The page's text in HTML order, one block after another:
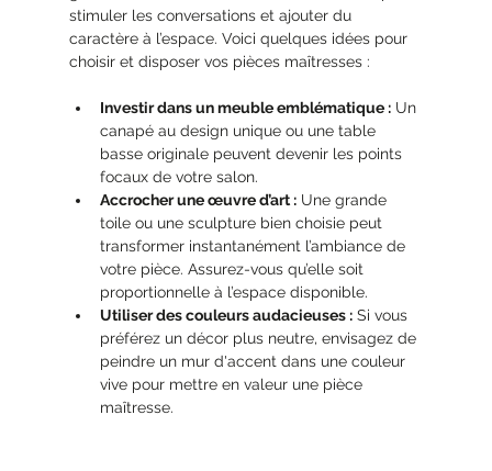
stimuler les conversations et ajouter du
caractère à l’espace. Voici quelques idées pour
choisir et disposer vos pièces maîtresses :
Investir dans un meuble emblématique : Un
canapé au design unique ou une table
basse originale peuvent devenir les points
focaux de votre salon.
Accrocher une œuvre d’art : Une grande
toile ou une sculpture bien choisie peut
transformer instantanément l’ambiance de
votre pièce. Assurez-vous qu’elle soit
proportionnelle à l’espace disponible.
Utiliser des couleurs audacieuses : Si vous
préférez un décor plus neutre, envisagez de
peindre un mur d'accent dans une couleur
vive pour mettre en valeur une pièce
maîtresse.